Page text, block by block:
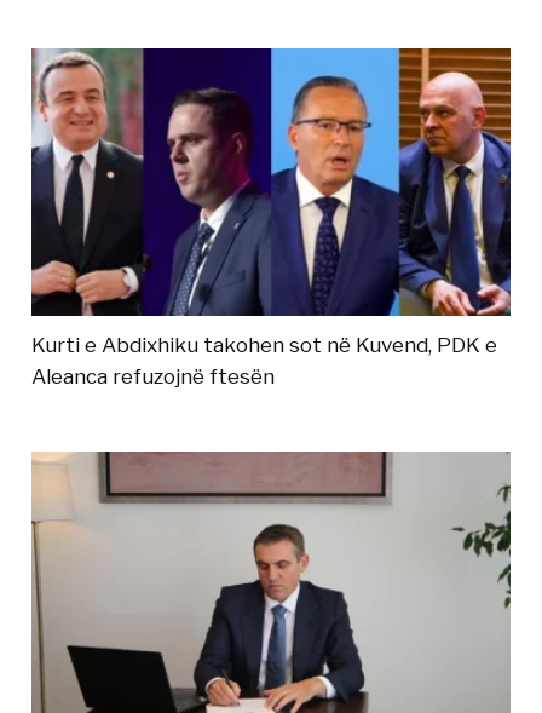
Kurti e Abdixhiku takohen sot në Kuvend, PDK e
Aleanca refuzojnë ftesën